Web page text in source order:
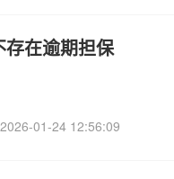
在逾期担保
2026-01-24 12:56:09